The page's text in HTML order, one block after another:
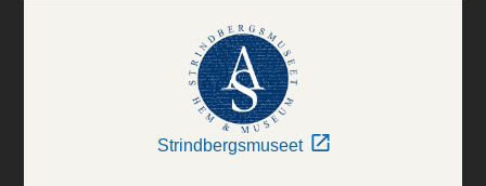
Strindbergsmuseet